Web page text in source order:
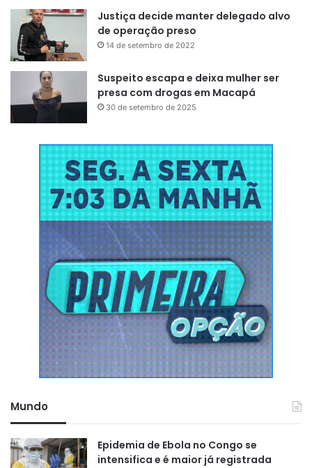
Justiça decide manter delegado alvo
de operação preso
14 de setembro de 2022
Suspeito escapa e deixa mulher ser
presa com drogas em Macapá
30 de setembro de 2025
Mundo
Epidemia de Ebola no Congo se
intensifica e é maior já registrada